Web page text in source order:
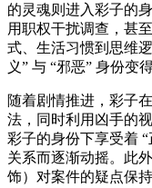
的灵魂则进入彩子的
用职权干扰调查，甚
式、生活习惯到思维
义” 与 “邪恶” 身份变
随着剧情推进，彩子
法，同时利用凶手的
彩子的身份下享受着
关系而逐渐动摇。此
饰）对案件的疑点保